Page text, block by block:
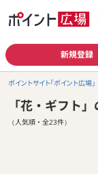
新規登録
ポイントサイト「ポイント広場」
「花・ギフト
（人気順・全23件）